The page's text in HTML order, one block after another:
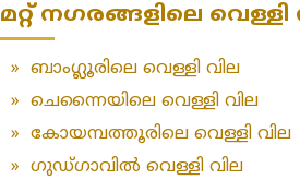
മറ്റ് നഗരങ്ങളിലെ വെള്ളി
» ബാംഗ്ലൂരിലെ വെള്ളി വില
» ചെന്നൈയിലെ വെള്ളി വില
» കോയമ്പത്തൂരിലെ വെള്ളി വില
» ഗുഡ്ഗാവിൽ വെള്ളി വില